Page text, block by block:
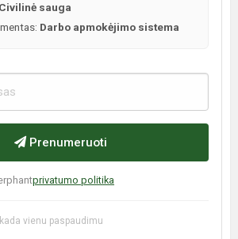
Civilinė sauga
Darbo apmokėjimo sistema
Prenumeruoti
privatumo politika
vienu paspaudimu